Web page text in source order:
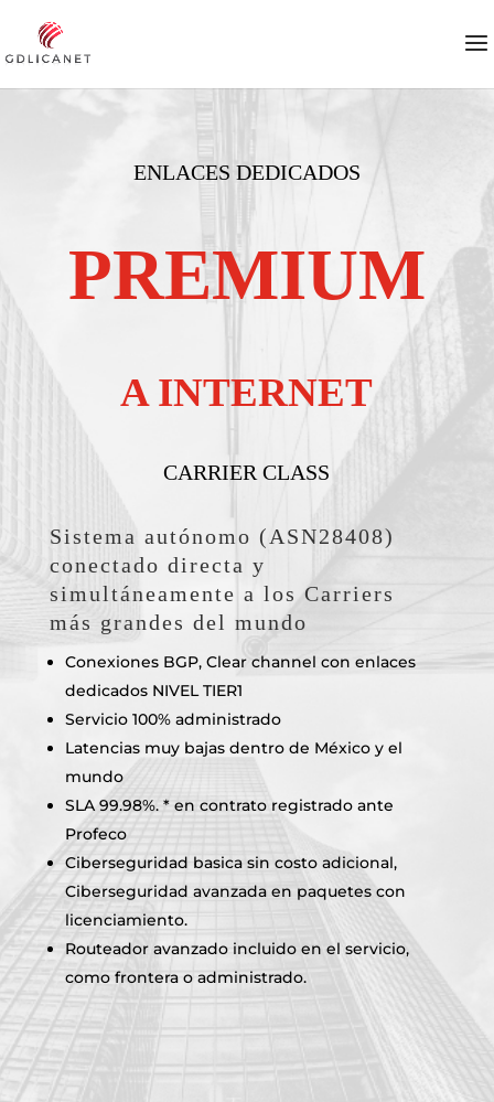
ENLACES DEDICADOS
PREMIUM
A INTERNET
CARRIER CLASS
Sistema autónomo (ASN28408)
conectado directa y
simultáneamente a los Carriers
más grandes del mundo
Conexiones BGP, Clear channel con enlaces
dedicados NIVEL TIER1
Servicio 100% administrado
Latencias muy bajas dentro de México y el
mundo
SLA 99.98%. * en contrato registrado ante
Profeco
Ciberseguridad basica sin costo adicional,
Ciberseguridad avanzada en paquetes con
licenciamiento.
Routeador avanzado incluido en el servicio,
como frontera o administrado.